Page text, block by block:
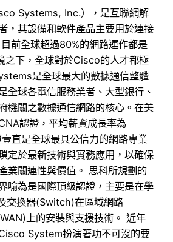
Systems, Inc.），是互聯網解
，其設備和軟件產品主要用於連接
前全球超過80%的網路運作都是
之下，全球對於Cisco的人才都極
是全球最大的數據通信整體
全球各電信服務業者、大型銀行、
機關之數據通信網路的核心。在美
認證，平均薪資成長率為
直是全球最具公信力的網路專業
定於最新技術與實務應用，以確保
業關連性與價值。 思科所規劃的
喻為是國際頂級認證，主要是在學
交換器(Switch)在區域網路
上的安裝與支援技術。 近年
System扮演著功不可沒的要